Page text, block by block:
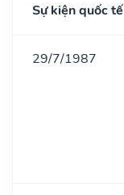
Sự kiện quốc tế
29/7/1987